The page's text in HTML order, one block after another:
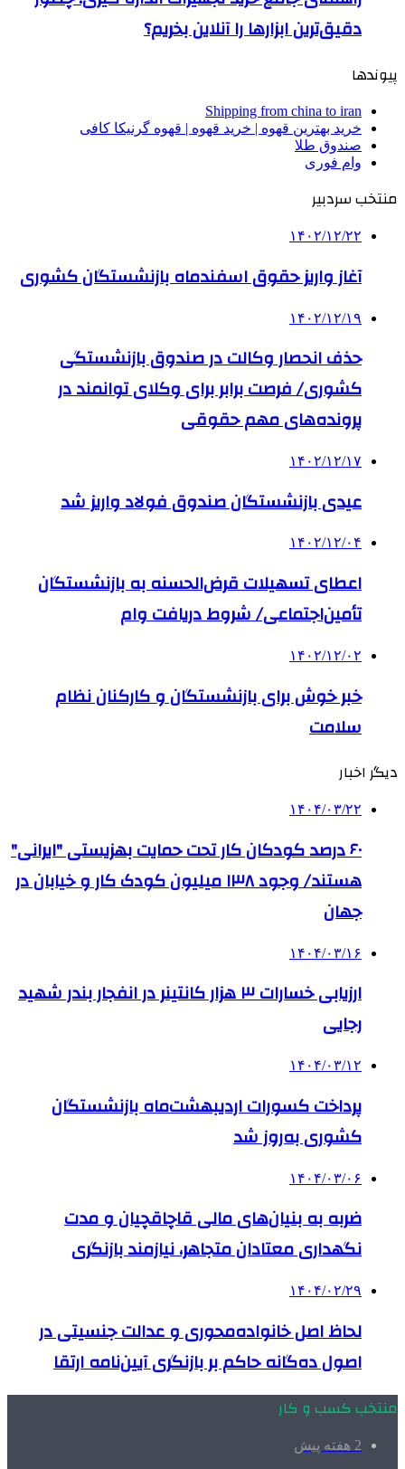
دقیق‌ترین ابزارها را آنلاین بخریم؟
پیوندها
Shipping from china to iran
خرید بهترین قهوه | خرید قهوه | قهوه گرنیکا کافی
صندوق طلا
وام فوری
منتخب سردبیر
۱۴۰۲/۱۲/۲۲
آغاز واریز حقوق اسفندماه بازنشستگان کشوری
۱۴۰۲/۱۲/۱۹
حذف انحصار وکالت در صندوق بازنشستگی
کشوری/ فرصت برابر برای وکلای توانمند در
پرونده‌های مهم حقوقی
۱۴۰۲/۱۲/۱۷
عیدی بازنشستگان صندوق فولاد واریز شد
۱۴۰۲/۱۲/۰۴
اعطای تسهیلات قرض‌الحسنه به بازنشستگان
تأمین‌اجتماعی/ شروط دریافت وام
۱۴۰۲/۱۲/۰۲
خبر خوش برای بازنشستگان و کارکنان نظام
سلامت
دیگر اخبار
۱۴۰۴/۰۳/۲۲
۶۰ درصد کودکان کار تحت حمایت بهزیستی "ایرانی"
هستند/ وجود ۱۳۸ میلیون کودک کار و خیابان در
جهان
۱۴۰۴/۰۳/۱۶
ارزیابی خسارات ۳ هزار کانتینر در انفجار بندر شهید
رجایی
۱۴۰۴/۰۳/۱۲
پرداخت کسورات اردیبهشت‌ماه بازنشستگان
کشوری به‌روز شد
۱۴۰۴/۰۳/۰۶
ضربه به بنیان‌های مالی قاچاقچیان و مدت
نگهداری معتادان متجاهر، نیازمند بازنگری
۱۴۰۴/۰۲/۲۹
لحاظ اصل خانواده‌محوری و عدالت جنسیتی در
اصول ده‌گانه حاکم بر بازنگری آیین‌نامه ارتقا
منتخب کسب و کار
2 هفته پیش